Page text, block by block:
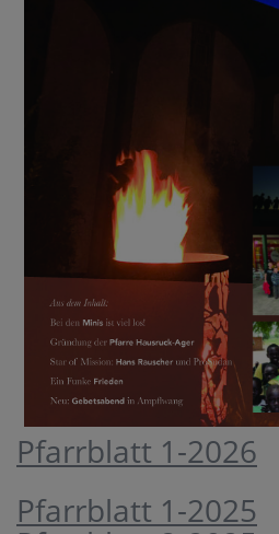
Pfarrblatt 1-2026
Pfarrblatt 1-2025